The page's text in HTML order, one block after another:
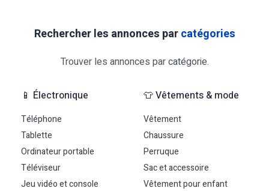
Rechercher les annonces parcatégories
Trouver les annonces parcatégorie.
📱 Électronique
Téléphone
Tablette
Ordinateur portable
Téléviseur
Jeu vidéo et console
👕 Vêtements & mode
Vêtement
Chaussure
Perruque
Sac et accessoire
Vêtement pour enfant